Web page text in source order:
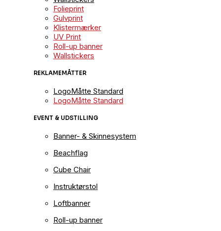
Folieprint
Gulvprint
Klistermærker
UV Print
Roll-up banner
Wallstickers
REKLAMEMÅTTER
LogoMåtte Standard
LogoMåtte Standard
EVENT & UDSTILLING
Banner- & Skinnesystem
Beachflag
Cube Chair
Instruktørstol
Loftbanner
Roll-up banner